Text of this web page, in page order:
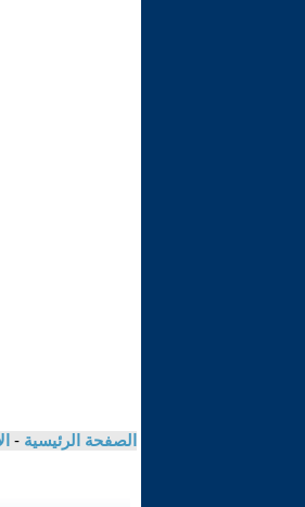
الصفحة الرئيسية -